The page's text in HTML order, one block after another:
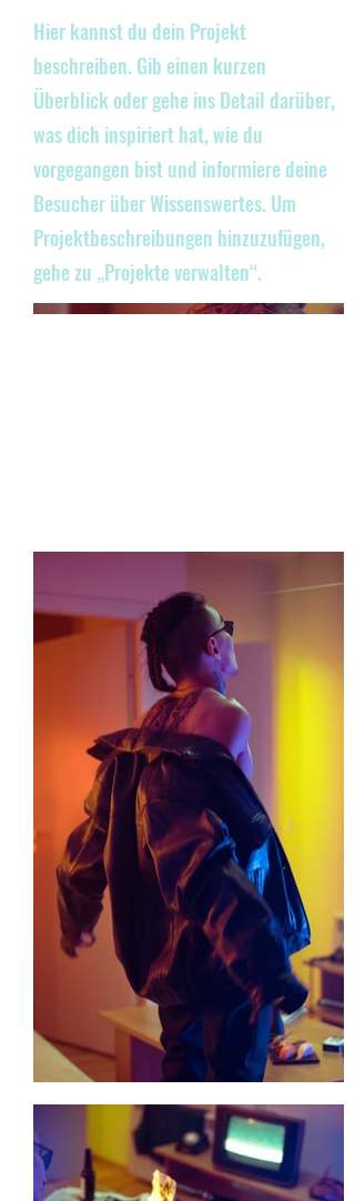
Hier kannst du dein Projekt
beschreiben. Gib einen kurzen
Überblick oder gehe ins Detail darüber,
was dich inspiriert hat, wie du
vorgegangen bist und informiere deine
Besucher über Wissenswertes. Um
Projektbeschreibungen hinzuzufügen,
gehe zu „Projekte verwalten“.